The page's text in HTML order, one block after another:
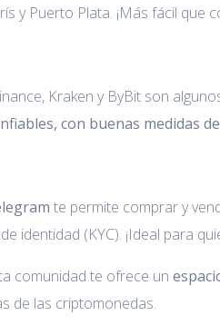
y Puerto Plata. ¡Más fácil que
Kraken y ByBit son
con buenas medidas
te permite comprar y
(KYC). ¡Ideal para
comunidad te ofrece un
de las criptomonedas.